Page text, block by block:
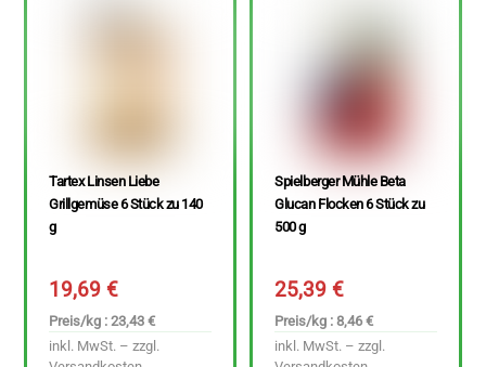
Tartex Linsen Liebe
Grillgemüse 6 Stück zu 140
g
19,69€
Preis/kg : 23,43 €
inkl. MwSt. – zzgl.
Spielberger Mühle Beta
Glucan Flocken 6 Stück zu
500 g
25,39€
Preis/kg : 8,46 €
inkl. MwSt. – zzgl.